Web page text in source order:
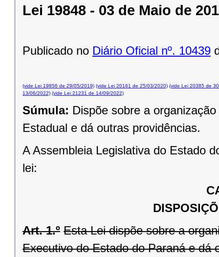
Lei 19848 - 03 de Maio de
Publicado no Diário Oficial nº. 10439
(vide Lei 19856 de 29/05/2019) (vide Lei 20161 de 25/03/2020) (vide Lei 20385 de
13/06/2022) (vide Lei 21231 de 14/09/2022)
Súmula: Dispõe sobre a
Estadual e dá outras providências.
A Assembleia Legislativa do Estado
lei:
Art. 1.º Esta Lei dispõe sobre a
Executivo do Estado do Paraná e dá